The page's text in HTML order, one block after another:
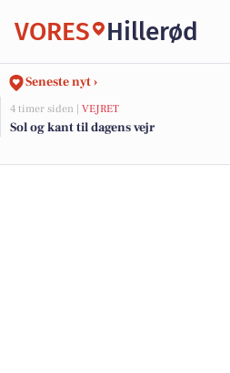
VORES Hillerød
Seneste nyt ›
4 timer siden | VEJRET
Sol og kant til dagens vejr